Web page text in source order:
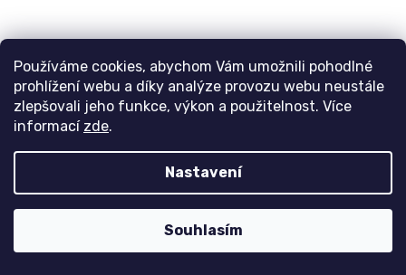
Používáme cookies, abychom Vám umožnili pohodlné
prohlížení webu a díky analýze provozu webu neustále
zlepšovali jeho funkce, výkon a použitelnost. Více
informací zde.
Nastavení
Souhlasím
Vše o nákupu
VĚRNOSTNÍ PROGRAM
OBCHODNÍ PODMÍNKY